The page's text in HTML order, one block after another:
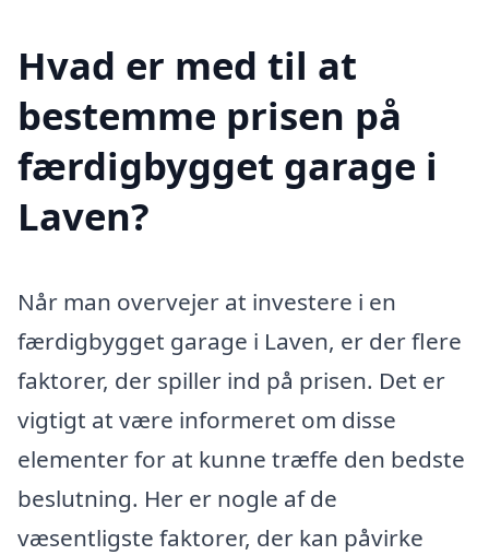
Hvad er med til at
bestemme prisen på
færdigbygget garage i
Laven?
Når man overvejer at investere i en
færdigbygget garage i Laven, er der flere
faktorer, der spiller ind på prisen. Det er
vigtigt at være informeret om disse
elementer for at kunne træffe den bedste
beslutning. Her er nogle af de
væsentligste faktorer, der kan påvirke